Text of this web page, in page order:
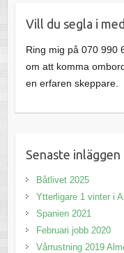
Vill du segla i
Ring mig på 070 990
om att komma
en erfaren skeppare.
Senaste inläggen
Båtlivet 2025
Ytterligare 1 vinter i
Spanien 2021
Februari jobb 2020
Vårrustning 2019